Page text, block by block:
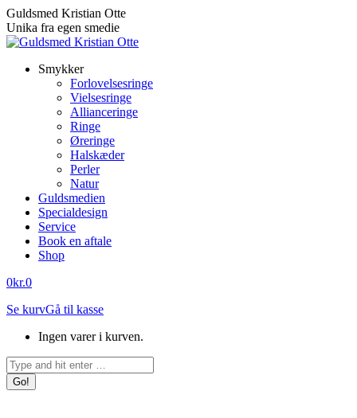
Skip
to
content
Guldsmed Kristian Otte
Unika fra egen smedie
Smykker
Forlovelsesringe
Vielsesringe
Allianceringe
Ringe
Øreringe
Halskæder
Perler
Natur
Guldsmedien
Specialdesign
Service
Book en aftale
Shop
0kr.0
Se kurvGå til kasse
Ingen varer i kurven.
Search: